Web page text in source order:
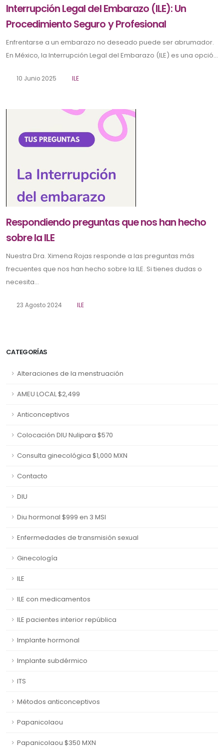
CATEGORÍAS
Alteraciones de la menstruación
AMEU LOCAL $2,499
Anticonceptivos
Colocación DIU Nulipara $570
Consulta ginecológica $1,000 MXN
Contacto
DIU
Diu hormonal $999 en 3 MSI
Enfermedades de transmisión sexual
Ginecología
ILE
ILE con medicamentos
ILE pacientes interior república
Implante hormonal
Implante subdérmico
ITS
Métodos anticonceptivos
Papanicolaou
Papanicolaou $350 MXN
Interrupción Legal del Embarazo (ILE): Un
Procedimiento Seguro y Profesional
Enfrentarse a un embarazo no deseado puede ser abrumador.
En México, la Interrupción Legal del Embarazo (ILE) es una opció...
10 Junio 2025 ILE
Respondiendo preguntas que nos han hecho
sobre la ILE
Nuestra Dra. Ximena Rojas responde a las preguntas más
frecuentes que nos han hecho sobre la ILE. Si tienes dudas o
necesita...
23 Agosto 2024 ILE